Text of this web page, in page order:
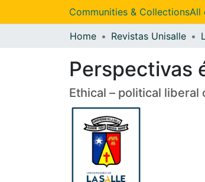
Communities & CollectionsAll
Home Revistas Unisalle
Perspectivas
Ethical – political